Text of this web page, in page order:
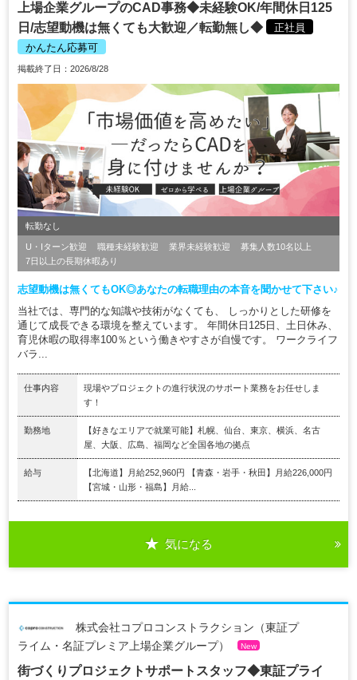
上場企業グループのCAD事務◆未経験OK/年間休日125
日/志望動機は無くても大歓迎／転勤無し◆
正社員
かんたん応募可
掲載終了日：2026/8/28
転勤なし
U・Iターン歓迎 職種未経験歓迎 業界未経験歓迎
募集人数10名以上
7日以上の長期休暇あり
志望動機は無くてもOK◎あなたの転職理由の本音を聞かせて下さい♪
当社では、専門的な知識や技術がなくても、 しっかりとした研修を
通じて成長できる環境を整えています。 年間休日125日、土日休み、
育児休暇の取得率100％という働きやすさが自慢です。 ワークライフ
バラ...
仕事内容
現場やプロジェクトの進行状況のサポート業務をお任せしま
す！
勤務地
【好きなエリアで就業可能】札幌、仙台、東京、横浜、名古
屋、大阪、広島、福岡など全国各地の拠点
給与
【北海道】月給252,960円 【青森・岩手・秋田】月給226,000円
【宮城・山形・福島】月給...
気になる
株式会社コプロコンストラクション（東証プ
ライム・名証プレミア上場企業グループ）
New
街づくりプロジェクトサポートスタッフ◆東証プライ